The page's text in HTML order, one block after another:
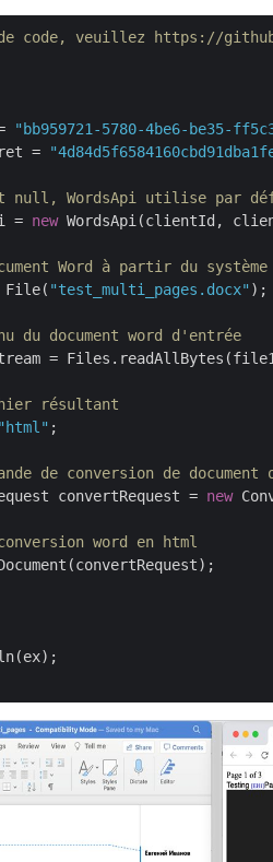
veuillez https://
"bb959721-5780-4be6-be35-
=
null, WordsApi utilise par
=
new WordsApi(clientId,
Word à partir du
"test_multi_pages.docx" );
document word d'entrée
=
résultant
"html" ;
de conversion de
convertRequest =
new
word en html